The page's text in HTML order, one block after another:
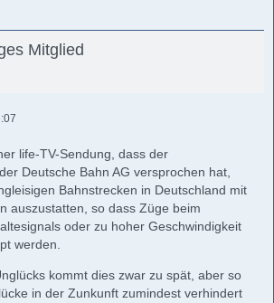
Mitglied
life-TV-Sendung, dass der
Deutsche Bahn AG versprochen hat,
Bahnstrecken in Deutschland mit
auszustatten, so dass Züge beim
oder zu hoher Geschwindigkeit
werden.
kommt dies zwar zu spät, aber so
in der Zunkunft zumindest verhindert